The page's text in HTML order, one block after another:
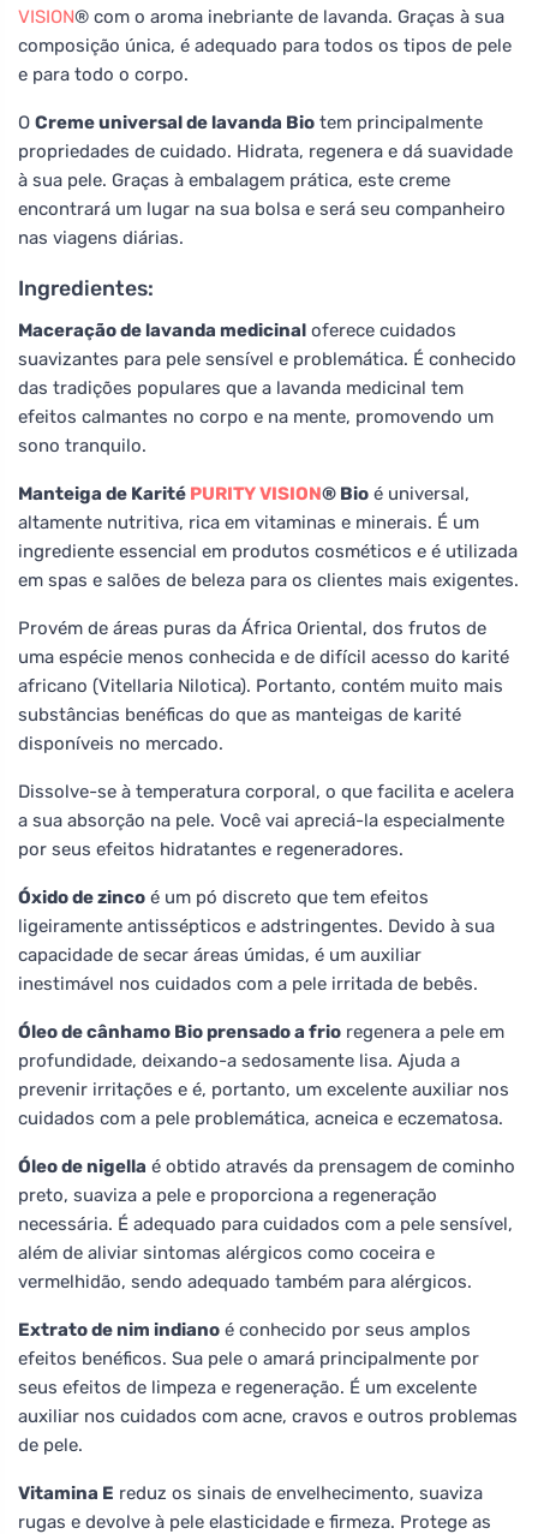
VISION® com o aroma inebriante de lavanda. Graças à sua
composição única, é adequado para todos os tipos de pele
e para todo o corpo.
O Creme universal de lavanda Bio tem principalmente
propriedades de cuidado. Hidrata, regenera e dá suavidade
à sua pele. Graças à embalagem prática, este creme
encontrará um lugar na sua bolsa e será seu companheiro
nas viagens diárias.
Ingredientes:
Maceração de lavanda medicinal oferece cuidados
suavizantes para pele sensível e problemática. É conhecido
das tradições populares que a lavanda medicinal tem
efeitos calmantes no corpo e na mente, promovendo um
sono tranquilo.
Manteiga de Karité PURITY VISION® Bio é universal,
altamente nutritiva, rica em vitaminas e minerais. É um
ingrediente essencial em produtos cosméticos e é utilizada
em spas e salões de beleza para os clientes mais exigentes.
Provém de áreas puras da África Oriental, dos frutos de
uma espécie menos conhecida e de difícil acesso do karité
africano (Vitellaria Nilotica). Portanto, contém muito mais
substâncias benéficas do que as manteigas de karité
disponíveis no mercado.
Dissolve-se à temperatura corporal, o que facilita e acelera
a sua absorção na pele. Você vai apreciá-la especialmente
por seus efeitos hidratantes e regeneradores.
Óxido de zinco é um pó discreto que tem efeitos
ligeiramente antissépticos e adstringentes. Devido à sua
capacidade de secar áreas úmidas, é um auxiliar
inestimável nos cuidados com a pele irritada de bebês.
Óleo de cânhamo Bio prensado a frio regenera a pele em
profundidade, deixando-a sedosamente lisa. Ajuda a
prevenir irritações e é, portanto, um excelente auxiliar nos
cuidados com a pele problemática, acneica e eczematosa.
Óleo de nigella é obtido através da prensagem de cominho
preto, suaviza a pele e proporciona a regeneração
necessária. É adequado para cuidados com a pele sensível,
além de aliviar sintomas alérgicos como coceira e
vermelhidão, sendo adequado também para alérgicos.
Extrato de nim indiano é conhecido por seus amplos
efeitos benéficos. Sua pele o amará principalmente por
seus efeitos de limpeza e regeneração. É um excelente
auxiliar nos cuidados com acne, cravos e outros problemas
de pele.
Vitamina E reduz os sinais de envelhecimento, suaviza
rugas e devolve à pele elasticidade e firmeza. Protege as